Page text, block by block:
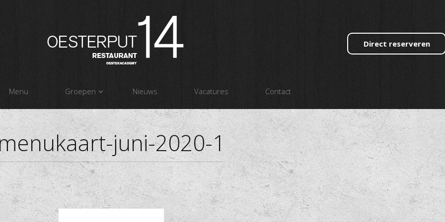
Menu Groepen Nieuws Vacatures Contact
Direct reserveren
juni-2020-1